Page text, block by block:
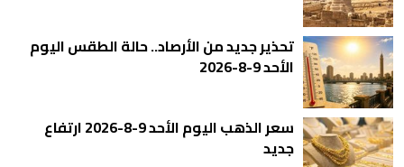
تحذير جديد من الأرصاد.. حالة الطقس اليوم
الأحد 9-8-2026
سعر الذهب اليوم الأحد 9-8-2026 ارتفاع
جديد